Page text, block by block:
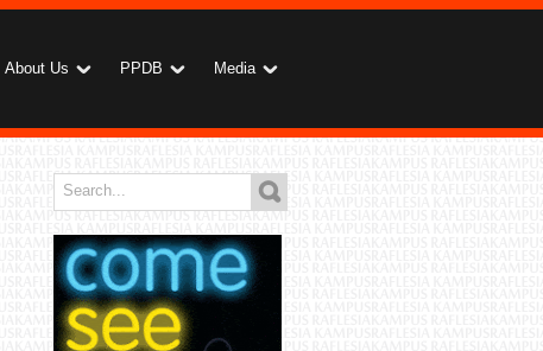
About Us PPDB Media